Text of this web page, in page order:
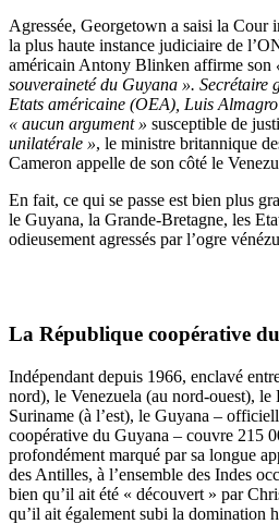
Agressée, Georgetown a saisi la Cour
la plus haute instance judiciaire de
américain Antony Blinken affirme son
souveraineté du Guyana ». Secrétaire
Etats américaine (OEA), Luis
« aucun argument » susceptible de
unilatérale », le ministre britannique
Cameron appelle de son côté le
En fait, ce qui se passe est bien plus
le Guyana, la Grande-Bretagne, les
odieusement agressés par l’ogre
La République coopérative
Indépendant depuis 1966, enclavé
nord), le Venezuela (au nord-ouest), le
Suriname (à l’est), le Guyana –
coopérative du Guyana – couvre 215
profondément marqué par sa longue
des Antilles, à l’ensemble des Indes
bien qu’il ait été « découvert » par
qu’il ait également subi la domination